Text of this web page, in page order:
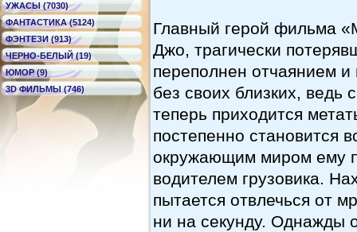
УЖАСЫ (7030)
ФАНТАСТИКА (5124)
ФЭНТЕЗИ (913)
ЧЕРНО-БЕЛЫЙ (19)
ЮМОР (9)
3D ФИЛЬМЫ (746)
Главный герой фильма
Джо, трагически
переполнен отчаянием и
без своих близких, ведь
теперь приходится
постепенно становится
окружающим миром ему
водителем грузовика.
пытается отвлечься от
ни на секунду. Однажды